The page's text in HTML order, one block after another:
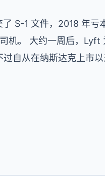
S-1 文件，2018 年亏
机。 大约一周后，
自从在纳斯达克上市